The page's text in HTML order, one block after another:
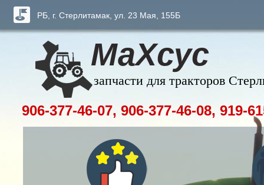
МаХсус
запчасти для тракторов
РБ, г. Стерлитамак, ул. 23 Мая, 155Б
906-377-46-07, 906-377-46-08, 919-